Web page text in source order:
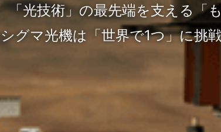
「光技術」の最先端を支える「
シグマ光機は「世界で1つ」に挑
研究開発から
シグマ光機は「光」で解決